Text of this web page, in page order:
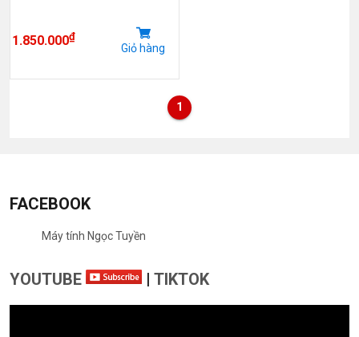
1.850.000₫
Giỏ hàng
1
FACEBOOK
Máy tính Ngọc Tuyền
YOUTUBE | TIKTOK